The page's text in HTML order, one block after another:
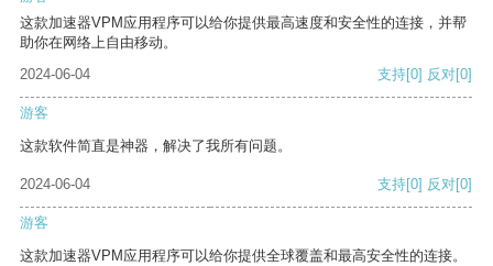
这款加速器VPM应用程序可以给你提供最高速度和安全性的连接，并帮
助你在网络上自由移动。
2024-06-04
支持[0] 反对[0]
游客
这款软件简直是神器，解决了我所有问题。
2024-06-04 支持[0] 反对[0]
游客
这款加速器VPM应用程序可以给你提供全球覆盖和最高安全性的连接。